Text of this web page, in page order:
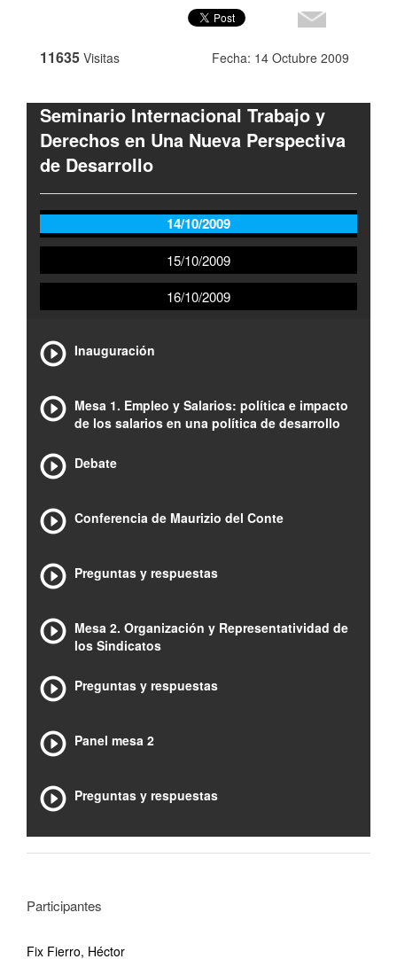
11635 Visitas Fecha: 14 Octubre 2009
Seminario Internacional Trabajo y
Derechos en Una Nueva Perspectiva
de Desarrollo
14/10/2009
15/10/2009
16/10/2009
Inauguración
Mesa 1. Empleo y Salarios: política e impacto
de los salarios en una política de desarrollo
Debate
Conferencia de Maurizio del Conte
Preguntas y respuestas
Mesa 2. Organización y Representatividad de
los Sindicatos
Preguntas y respuestas
Panel mesa 2
Preguntas y respuestas
Participantes
Fix Fierro, Héctor